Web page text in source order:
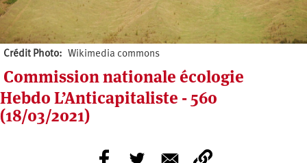
Crédit Photo Wikimedia commons
Commission nationale écologie
Hebdo L’Anticapitaliste - 560
(18/03/2021)